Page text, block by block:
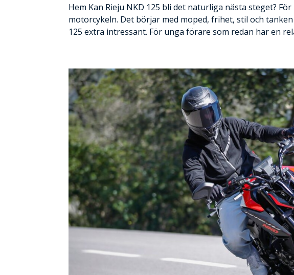
Hem Kan Rieju NKD 125 bli det naturliga nästa steget?
motorcykeln. Det börjar med moped, frihet, stil och
125 extra intressant. För unga förare som redan har en